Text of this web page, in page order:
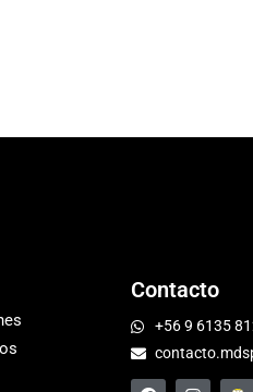
Contacto
+56 9 6135